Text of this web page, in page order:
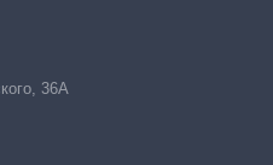
36А